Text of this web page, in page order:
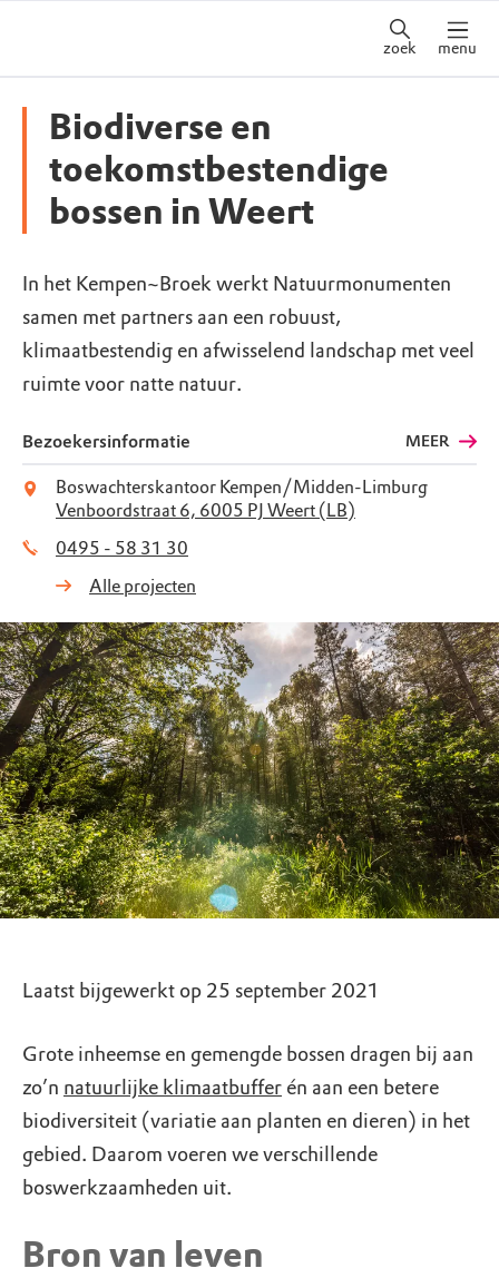
zoek menu
Biodiverse en
toekomstbestendige
bossen in Weert
In het Kempen~Broek werkt Natuurmonumenten
samen met partners aan een robuust,
klimaatbestendig en afwisselend landschap met veel
ruimte voor natte natuur.
Bezoekersinformatie MEER
Boswachterskantoor Kempen/Midden-Limburg
Venboordstraat 6, 6005 PJ Weert (LB)
0495 - 58 31 30
Alle projecten
Laatst bijgewerkt op 25 september 2021
Grote inheemse en gemengde bossen dragen bij aan
zo’n natuurlijke klimaatbuffer én aan een betere
biodiversiteit (variatie aan planten en dieren) in het
gebied. Daarom voeren we verschillende
boswerkzaamheden uit.
Bron van leven